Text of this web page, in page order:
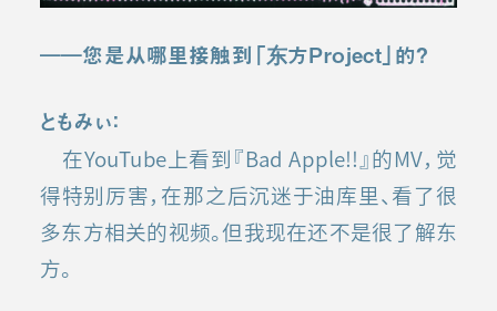
――您是从哪里接触到「东方Project」的？
ともみぃ：
在YouTube上看到『Bad Apple!!』的MV，觉
得特别厉害，在那之后沉迷于油库里、看了很
多东方相关的视频。但我现在还不是很了解东
方。